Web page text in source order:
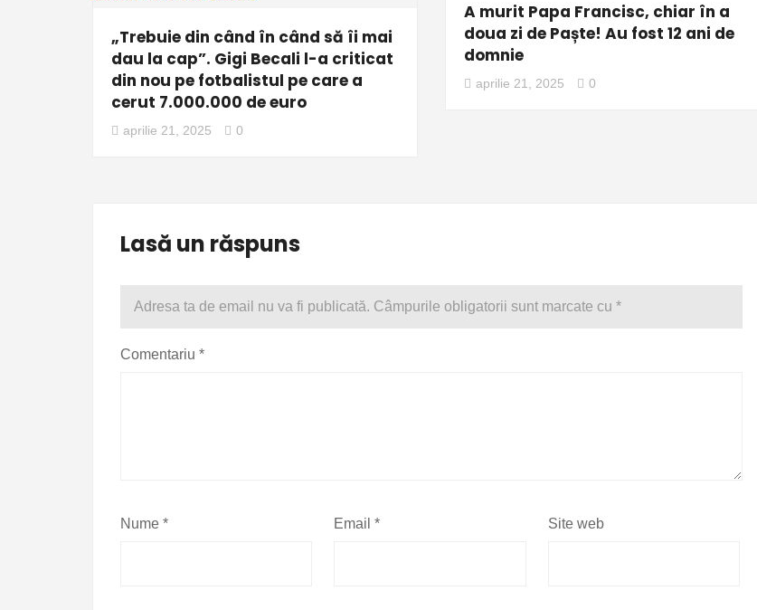
„Trebuie din când în când să îi mai
dau la cap”. Gigi Becali l-a criticat
din nou pe fotbalistul pe care a
cerut 7.000.000 de euro
aprilie 21, 2025 0
A murit Papa Francisc, chiar în a
doua zi de Paște! Au fost 12 ani de
domnie
aprilie 21, 2025 0
Lasă un răspuns
Adresa ta de email nu va fi publicată. Câmpurile obligatorii sunt marcate cu *
Comentariu *
Nume * Email* Site web